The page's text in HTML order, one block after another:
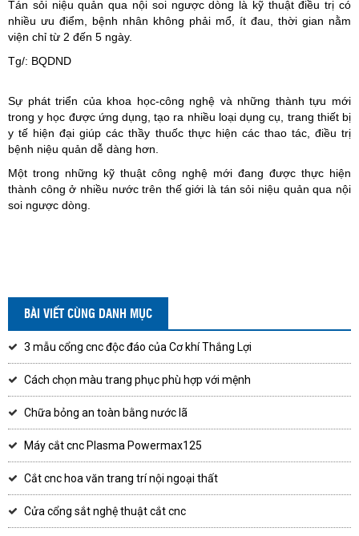
Tán sỏi niệu quản qua nội soi ngược dòng là kỹ thuật điều trị có
nhiều ưu điểm, bệnh nhân không phải mổ, ít đau, thời gian nằm
viện chỉ từ 2 đến 5 ngày.
Tg/: BQDND
Sự phát triển của khoa học-công nghệ và những thành tựu mới
trong y học được ứng dụng, tạo ra nhiều loại dụng cụ, trang thiết bị
y tế hiện đại giúp các thầy thuốc thực hiện các thao tác, điều trị
bệnh niệu quản dễ dàng hơn.
Một trong những kỹ thuật công nghệ mới đang được thực hiện
thành công ở nhiều nước trên thế giới là tán sỏi niệu quản qua nội
soi ngược dòng.
BÀI VIẾT CÙNG DANH MỤC
3 mẫu cổng cnc độc đáo của Cơ khí Thắng Lợi
Cách chọn màu trang phục phù hợp với mệnh
Chữa bỏng an toàn bằng nước lã
Máy cắt cnc Plasma Powermax125
Cắt cnc hoa văn trang trí nội ngoại thất
Cửa cổng sắt nghệ thuật cắt cnc